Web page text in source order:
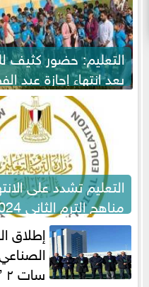
التعليم: حضور كثيف
بعد انتهاء إجازة عيد
لاستكمال المناهج
التعليم تشدد على
الامتحانات
إطلاق
سات ٢ ”